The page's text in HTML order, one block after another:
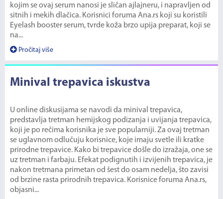
kojim se ovaj serum nanosi je sličan ajlajneru, i napravljen od
sitnih i mekih dlačica. Korisnici foruma Ana.rs koji su koristili
Eyelash booster serum, tvrde koža brzo upija preparat, koji se
na...
Pročitaj više
Minival trepavica iskustva
U online diskusijama se navodi da minival trepavica,
predstavlja tretman hemijskog podizanja i uvijanja trepavica,
koji je po rečima korisnika je sve popularniji. Za ovaj tretman
se uglavnom odlučuju korisnice, koje imaju svetle ili kratke
prirodne trepavice. Kako bi trepavice došle do izražaja, one se
uz tretman i farbaju. Efekat podignutih i izvijenih trepavica, je
nakon tretmana primetan od šest do osam nedelja, što zavisi
od brzine rasta prirodnih trepavica. Korisnice foruma Ana.rs,
objasni...